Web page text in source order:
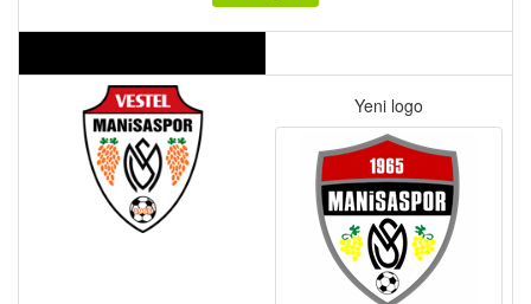
Yeni logo